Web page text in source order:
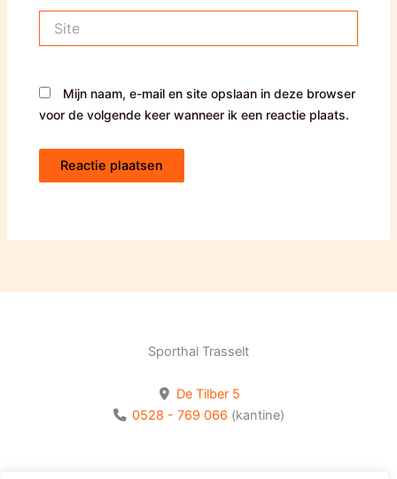
Mijn naam, e-mail en site opslaan in deze browser
voor de volgende keer wanneer ik een reactie plaats.
Sporthal Trasselt
De Tilber 5
0528 - 769 066 (kantine)